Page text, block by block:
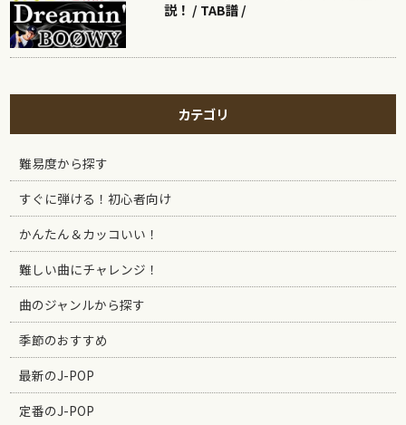
説！ / TAB譜 /
カテゴリ
難易度から探す
すぐに弾ける！初心者向け
かんたん＆カッコいい！
難しい曲にチャレンジ！
曲のジャンルから探す
季節のおすすめ
最新のJ-POP
定番のJ-POP